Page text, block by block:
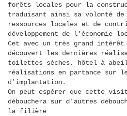
forêts locales pour la
traduisant ainsi sa volonté
ressources locales et de
développement de l'économie
Cet avec un très grand
découvert les dernières
toilettes sèches, hôtel à
réalisations en partance sur
d'implantation.
On peut espérer que cette
débouchera sur d'autres
la filière